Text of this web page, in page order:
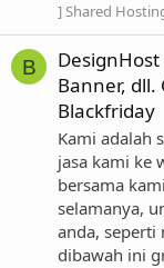
] Shared
B
Banner, dll.
Blackfriday
Kami adalah
jasa kami ke
bersama
selamanya,
anda, seperti
dibawah ini